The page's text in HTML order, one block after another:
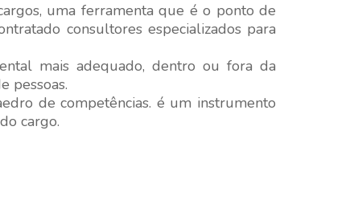
uma ferramenta que é o ponto de
consultores especializados para
mais adequado, dentro ou fora da
pessoas.
de competências. é um instrumento
cargo.